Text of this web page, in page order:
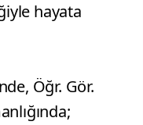
hayata
Öğr. Gör.